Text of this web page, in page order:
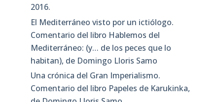
2016.
El Mediterráneo visto por un ictiólogo.
Comentario del libro Hablemos del
Mediterráneo: (y… de los peces que lo
habitan), de Domingo Lloris Samo
Una crónica del Gran Imperialismo.
Comentario del libro Papeles de Karukinka,